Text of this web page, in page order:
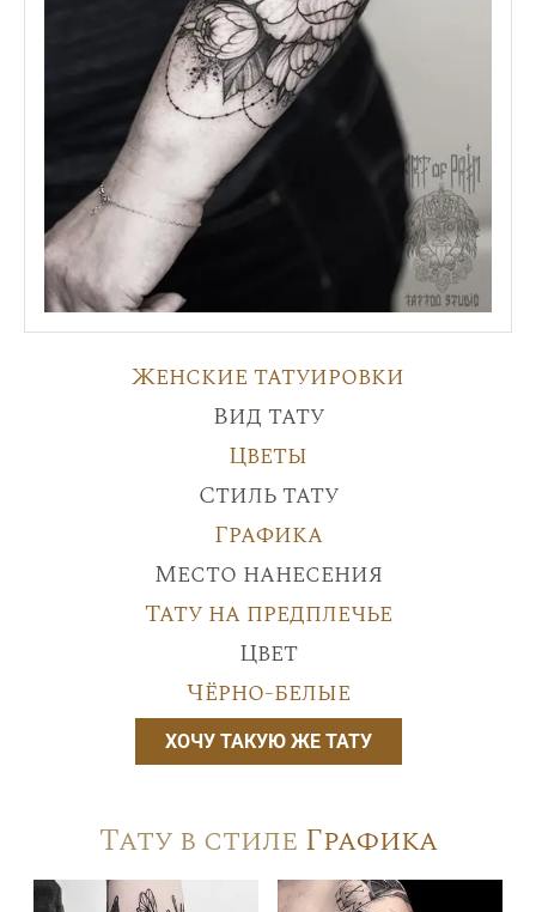
Женские татуировки
Вид тату
Цветы
Стиль тату
Графика
Место нанесения
Тату на предплечье
Цвет
Чёрно-белые
ХОЧУ ТАКУЮ ЖЕ ТАТУ
Тату в стиле Графика